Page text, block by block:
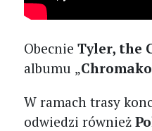
ObecnieTyler, the
albumu „
W ramach trasy
odwiedzi również